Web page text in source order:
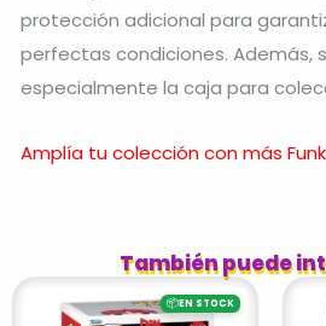
protección adicional para
perfectas condiciones. Además,
especialmente la caja para
Amplía tu colección con más
También puede
📦EN STOCK